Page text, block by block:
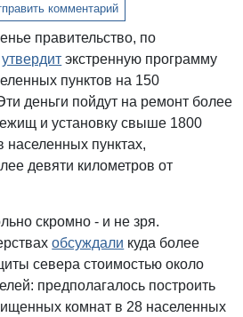
комментарий
правительство, по
утвердит экстренную программу
пунктов на 150
деньги пойдут на ремонт более
и установку свыше 1800
населенных пунктах,
девяти километров от
скромно - и не зря.
обсуждали куда более
севера стоимостью около
предполагалось построить
комнат в 28 населенных